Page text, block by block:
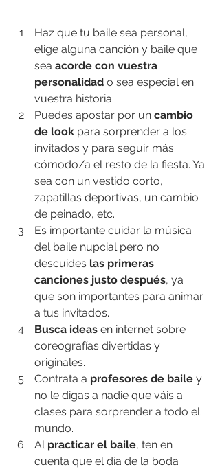
Haz que tu baile sea personal,
elige alguna canción y baile que
sea acorde con vuestra
personalidad o sea especial en
vuestra historia.
Puedes apostar por un cambio
de look para sorprender a los
invitados y para seguir más
cómodo/a el resto de la fiesta. Ya
sea con un vestido corto,
zapatillas deportivas, un cambio
de peinado, etc.
Es importante cuidar la música
del baile nupcial pero no
descuides las primeras
canciones justo después, ya
que son importantes para animar
a tus invitados.
Busca ideas en internet sobre
coreografías divertidas y
originales.
Contrata a profesores de baile y
no le digas a nadie que váis a
clases para sorprender a todo el
mundo.
Al practicar el baile, ten en
cuenta que el día de la boda